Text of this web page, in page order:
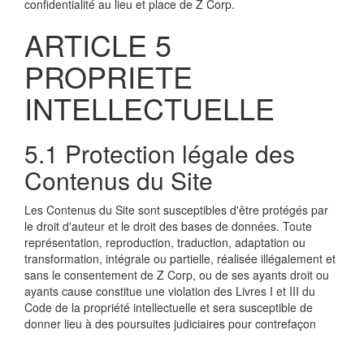
confidentialité au lieu et place de Z Corp.
ARTICLE 5
PROPRIETE
INTELLECTUELLE
5.1 Protection légale des
Contenus du Site
Les Contenus du Site sont susceptibles d'être protégés par
le droit d'auteur et le droit des bases de données. Toute
représentation, reproduction, traduction, adaptation ou
transformation, intégrale ou partielle, réalisée illégalement et
sans le consentement de Z Corp, ou de ses ayants droit ou
ayants cause constitue une violation des Livres I et III du
Code de la propriété intellectuelle et sera susceptible de
donner lieu à des poursuites judiciaires pour contrefaçon